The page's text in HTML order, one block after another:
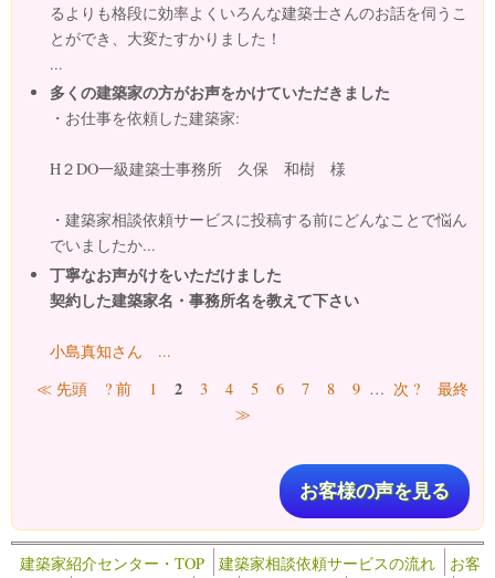
るよりも格段に効率よくいろんな建築士さんのお話を伺うこ
とができ、大変たすかりました！
...
多くの建築家の方がお声をかけていただきました
・お仕事を依頼した建築家:
H２DO一級建築士事務所 久保 和樹 様
・建築家相談依頼サービスに投稿する前にどんなことで悩ん
でいましたか...
丁寧なお声がけをいただけました
契約した建築家名・事務所名を教えて下さい
小島真知さん ...
ページ
≪ 先頭 ? 前 1 2 3 4 5 6 7 8 9 … 次 ?
最終
≫
お客様の声を見る
建築家紹介センター・TOP 建築家相談依頼サービスの流れ
お客